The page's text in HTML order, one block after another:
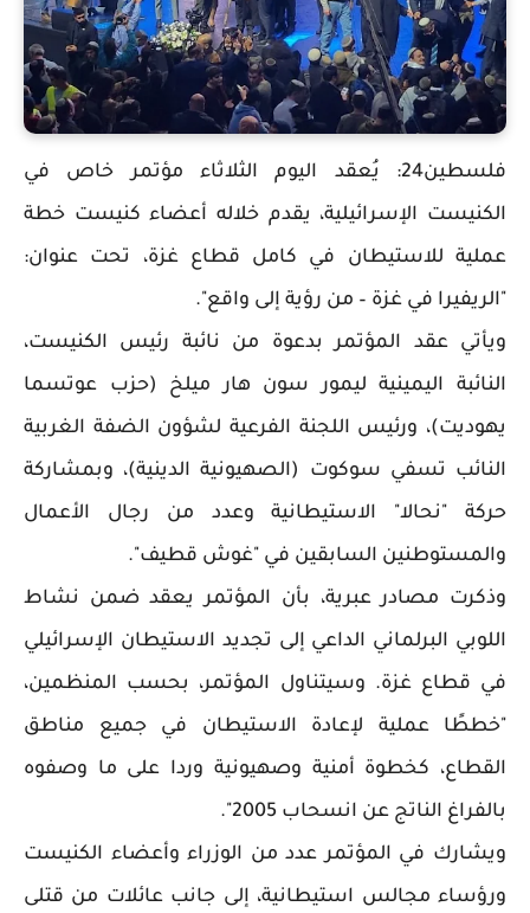
فلسطين24: يُعقد اليوم الثلاثاء مؤتمر خاص في
الكنيست الإسرائيلية، يقدم خلاله أعضاء كنيست خطة
عملية للاستيطان في كامل قطاع غزة، تحت عنوان:
"الريفيرا في غزة – من رؤية إلى واقع".
ويأتي عقد المؤتمر بدعوة من نائبة رئيس الكنيست،
النائبة اليمينية ليمور سون هار ميلخ (حزب عوتسما
يهوديت)، ورئيس اللجنة الفرعية لشؤون الضفة الغربية
النائب تسفي سوكوت (الصهيونية الدينية)، وبمشاركة
حركة "نحالا" الاستيطانية وعدد من رجال الأعمال
والمستوطنين السابقين في "غوش قطيف".
وذكرت مصادر عبرية، بأن المؤتمر يعقد ضمن نشاط
اللوبي البرلماني الداعي إلى تجديد الاستيطان الإسرائيلي
في قطاع غزة. وسيتناول المؤتمر، بحسب المنظمين،
"خططًا عملية لإعادة الاستيطان في جميع مناطق
القطاع، كخطوة أمنية وصهيونية وردا على ما وصفوه
بالفراغ الناتج عن انسحاب 2005".
ويشارك في المؤتمر عدد من الوزراء وأعضاء الكنيست
ورؤساء مجالس استيطانية، إلى جانب عائلات من قتلى